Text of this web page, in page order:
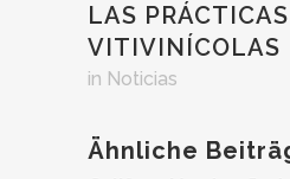
LAS PRÁCTICAS
VITIVINÍCOLAS
in Noticias
Ähnliche